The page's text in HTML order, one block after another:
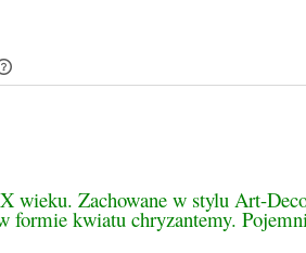
wieku. Zachowane w stylu Art-
kwiatu chryzantemy.